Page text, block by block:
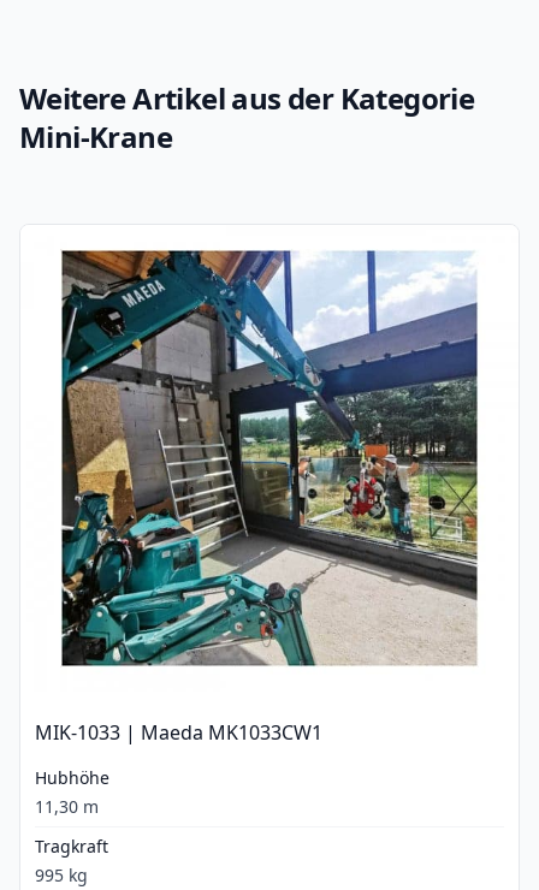
Weitere Artikel aus der Kategorie
Mini-Krane
MIK-1033 | Maeda MK1033CW1
Hubhöhe
11,30 m
Tragkraft
995 kg